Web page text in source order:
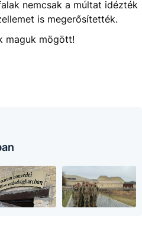
nemcsak a múltat idézték
is megerősítették.
maguk mögött!